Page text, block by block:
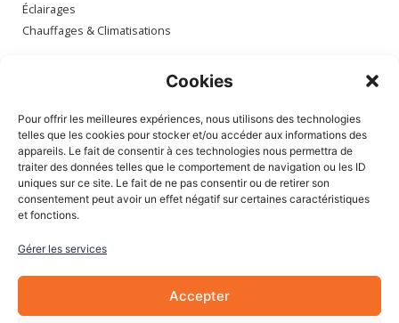
Cookies
Pour offrir les meilleures expériences, nous utilisons des technologies
telles que les cookies pour stocker et/ou accéder aux informations des
appareils. Le fait de consentir à ces technologies nous permettra de
traiter des données telles que le comportement de navigation ou les ID
uniques sur ce site. Le fait de ne pas consentir ou de retirer son
consentement peut avoir un effet négatif sur certaines caractéristiques
et fonctions.
Gérer les services
Accepter
Éclairages
Chauffages & Climatisations
Mon compte
Mes commandes
Mes adresses
Mon panier
Informations
À Propos de nous
Blog